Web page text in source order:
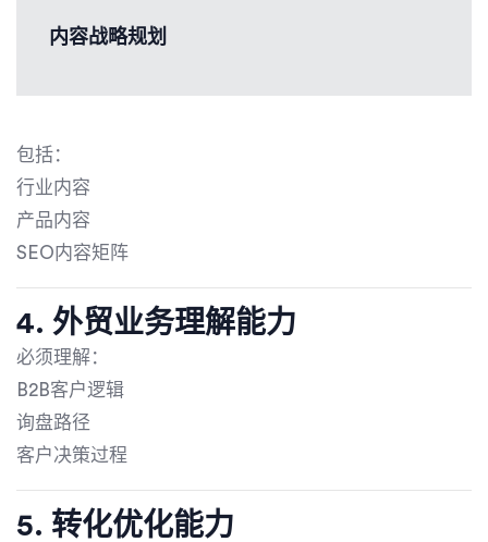
内容战略规划
包括：
行业内容
产品内容
SEO内容矩阵
4. 外贸业务理解能力
必须理解：
B2B客户逻辑
询盘路径
客户决策过程
5. 转化优化能力